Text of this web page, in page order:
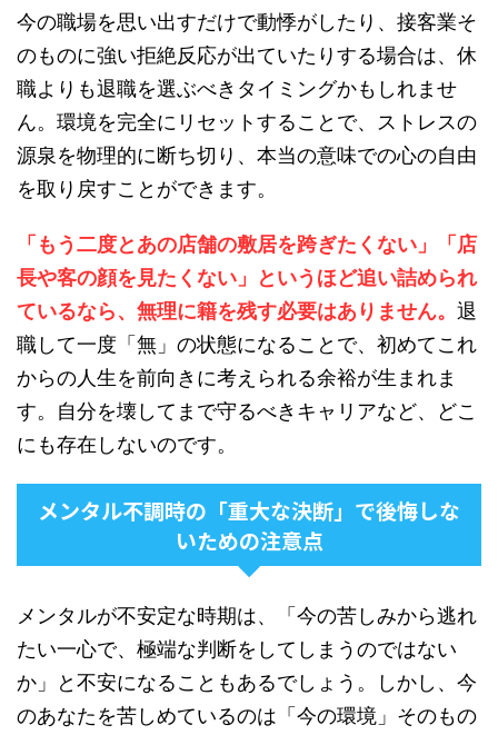
今の職場を思い出すだけで動悸がしたり、接客業そ
のものに強い拒絶反応が出ていたりする場合は、休
職よりも退職を選ぶべきタイミングかもしれませ
ん。環境を完全にリセットすることで、ストレスの
源泉を物理的に断ち切り、本当の意味での心の自由
を取り戻すことができます。
「もう二度とあの店舗の敷居を跨ぎたくない」「店
長や客の顔を見たくない」というほど追い詰められ
ているなら、無理に籍を残す必要はありません。 退
職して一度「無」の状態になることで、初めてこれ
からの人生を前向きに考えられる余裕が生まれま
す。自分を壊してまで守るべきキャリアなど、どこ
にも存在しないのです。
メンタル不調時の「重大な決断」で後悔しな
いための注意点
メンタルが不安定な時期は、「今の苦しみから逃れ
たい一心で、極端な判断をしてしまうのではない
か」と不安になることもあるでしょう。しかし、今
のあなたを苦しめているのは「今の環境」そのもの